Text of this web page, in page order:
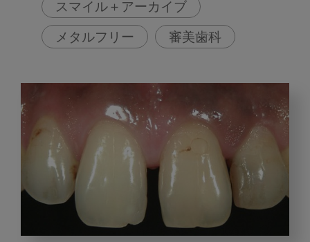
スマイル＋アーカイブ
メタルフリー 審美歯科